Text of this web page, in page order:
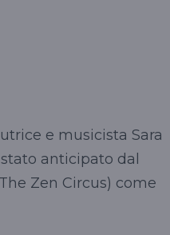
e musicista Sara
anticipato dal
Zen Circus) come